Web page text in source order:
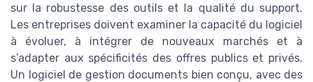
sur la robustesse des outils et la qualité du support.
Les entreprises doivent examiner la capacité du logiciel
à évoluer, à intégrer de nouveaux marchés et à
s’adapter aux spécificités des offres publics et privés.
Un logiciel de gestion documents bien conçu, avec des